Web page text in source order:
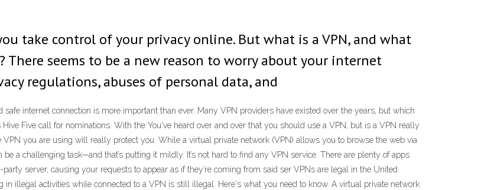
take control of your privacy online. But what is a VPN, and what
seems to be a new reason to worry about your internet
regulations, abuses of personal data, and
internet connection is more important than ever. Many VPN providers have existed over the years, but which
Five call for nominations. With the You've heard over and over that you should use a VPN, but is a VPN really
you are using will really protect you. While a virtual private network (VPN) allows you to browse the web via
a challenging task—and that’s putting it mildly. It’s not hard to find any VPN service. There are plenty of apps
server, causing your requests to appear as if they’re coming from said ser VPNs are legal in the United
in illegal activities while connected to a VPN is still illegal. Here's what you need to know. A virtual private network